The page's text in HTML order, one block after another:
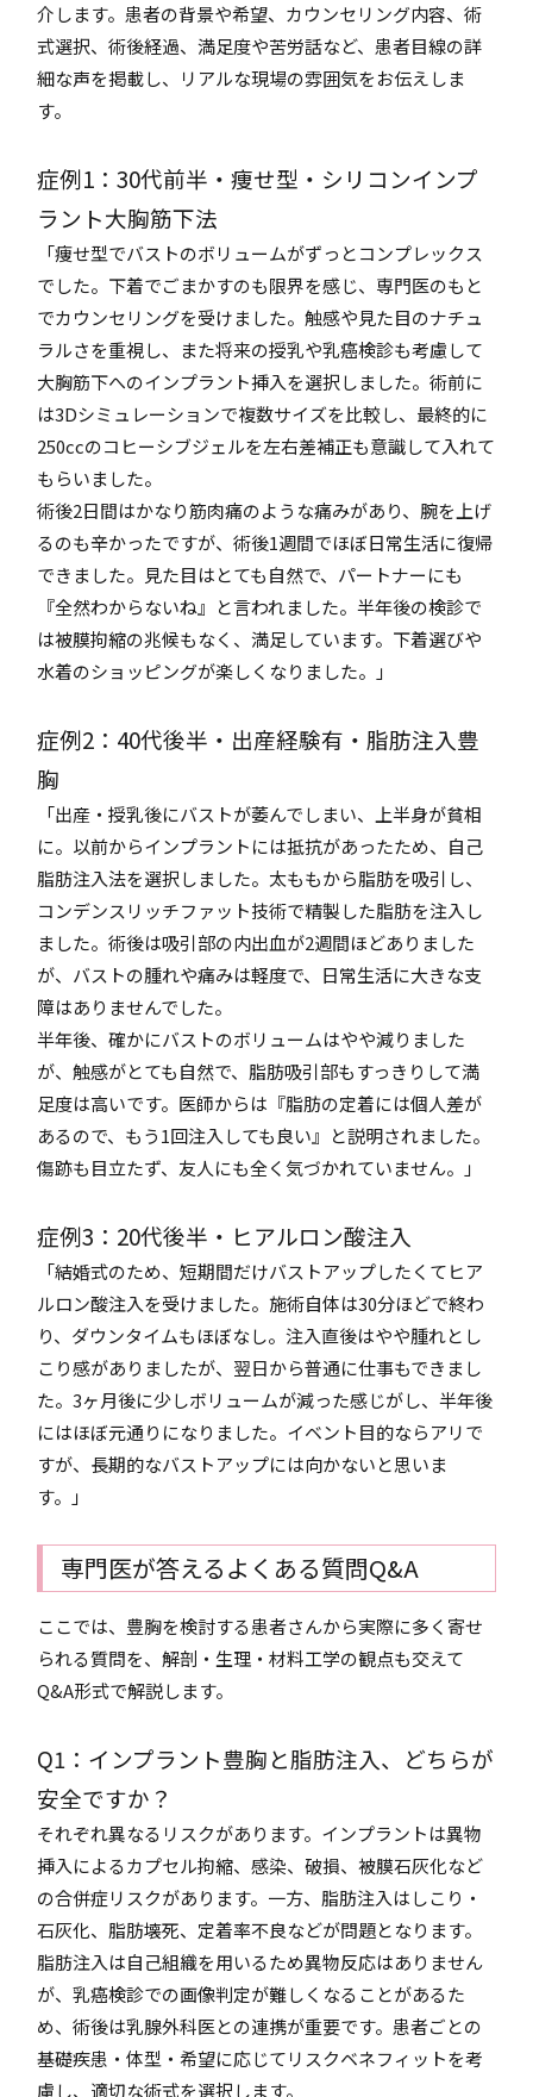
介します。患者の背景や希望、カウンセリング内容、術
式選択、術後経過、満足度や苦労話など、患者目線の詳
細な声を掲載し、リアルな現場の雰囲気をお伝えしま
す。
症例1：30代前半・痩せ型・シリコンインプ
ラント大胸筋下法
「痩せ型でバストのボリュームがずっとコンプレックス
でした。下着でごまかすのも限界を感じ、専門医のもと
でカウンセリングを受けました。触感や見た目のナチュ
ラルさを重視し、また将来の授乳や乳癌検診も考慮して
大胸筋下へのインプラント挿入を選択しました。術前に
は3Dシミュレーションで複数サイズを比較し、最終的に
250ccのコヒーシブジェルを左右差補正も意識して入れて
もらいました。
術後2日間はかなり筋肉痛のような痛みがあり、腕を上げ
るのも辛かったですが、術後1週間でほぼ日常生活に復帰
できました。見た目はとても自然で、パートナーにも
『全然わからないね』と言われました。半年後の検診で
は被膜拘縮の兆候もなく、満足しています。下着選びや
水着のショッピングが楽しくなりました。」
症例2：40代後半・出産経験有・脂肪注入豊
胸
「出産・授乳後にバストが萎んでしまい、上半身が貧相
に。以前からインプラントには抵抗があったため、自己
脂肪注入法を選択しました。太ももから脂肪を吸引し、
コンデンスリッチファット技術で精製した脂肪を注入し
ました。術後は吸引部の内出血が2週間ほどありました
が、バストの腫れや痛みは軽度で、日常生活に大きな支
障はありませんでした。
半年後、確かにバストのボリュームはやや減りました
が、触感がとても自然で、脂肪吸引部もすっきりして満
足度は高いです。医師からは『脂肪の定着には個人差が
あるので、もう1回注入しても良い』と説明されました。
傷跡も目立たず、友人にも全く気づかれていません。」
症例3：20代後半・ヒアルロン酸注入
「結婚式のため、短期間だけバストアップしたくてヒア
ルロン酸注入を受けました。施術自体は30分ほどで終わ
り、ダウンタイムもほぼなし。注入直後はやや腫れとし
こり感がありましたが、翌日から普通に仕事もできまし
た。3ヶ月後に少しボリュームが減った感じがし、半年後
にはほぼ元通りになりました。イベント目的ならアリで
すが、長期的なバストアップには向かないと思いま
す。」
専門医が答えるよくある質問Q&A
ここでは、豊胸を検討する患者さんから実際に多く寄せ
られる質問を、解剖・生理・材料工学の観点も交えて
Q&A形式で解説します。
Q1：インプラント豊胸と脂肪注入、どちらが
安全ですか？
それぞれ異なるリスクがあります。インプラントは異物
挿入によるカプセル拘縮、感染、破損、被膜石灰化など
の合併症リスクがあります。一方、脂肪注入はしこり・
石灰化、脂肪壊死、定着率不良などが問題となります。
脂肪注入は自己組織を用いるため異物反応はありません
が、乳癌検診での画像判定が難しくなることがあるた
め、術後は乳腺外科医との連携が重要です。患者ごとの
基礎疾患・体型・希望に応じてリスクベネフィットを考
慮し、適切な術式を選択します。